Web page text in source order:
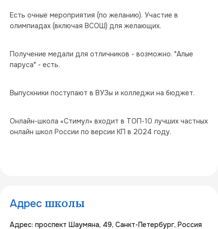
Есть очные мероприятия (по желанию). Участие в
олимпиадах (включая ВСОШ) для желающих.
Получение медали для отличников - возможно. "Алые
паруса" - есть.
Выпускники поступают в ВУЗы и колледжи на бюджет.
Онлайн-школа «Стимул» входит в ТОП-10 лучших частных
онлайн школ России по версии КП в 2024 году.
Адрес школы
Адрес: проспект Шаумяна, 49, Санкт-Петербург, Россия